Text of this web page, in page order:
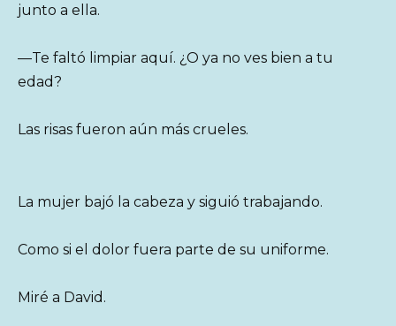
junto a ella.
—Te faltó limpiar aquí. ¿O ya no ves bien a tu
edad?
Las risas fueron aún más crueles.
La mujer bajó la cabeza y siguió trabajando.
Como si el dolor fuera parte de su uniforme.
Miré a David.